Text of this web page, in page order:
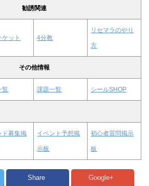
勧誘関連
ケット 4分教
リセマラのやり
方
その他情報
覧 課題一覧 シールSHOP
ド募集掲 イベント予想掲
示板
初心者質問掲示
板
Share Google+